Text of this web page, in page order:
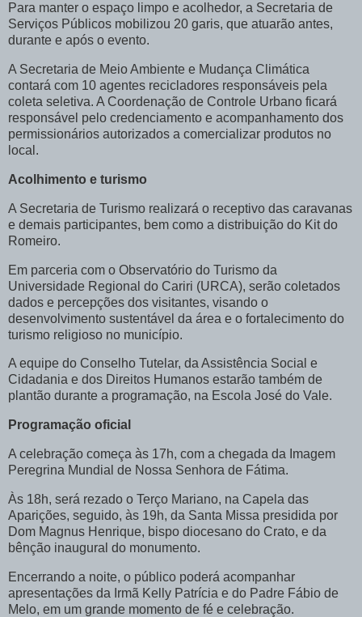
Para manter o espaço limpo e acolhedor, a Secretaria de
Serviços Públicos mobilizou 20 garis, que atuarão antes,
durante e após o evento.
A Secretaria de Meio Ambiente e Mudança Climática
contará com 10 agentes recicladores responsáveis pela
coleta seletiva. A Coordenação de Controle Urbano ficará
responsável pelo credenciamento e acompanhamento dos
permissionários autorizados a comercializar produtos no
local.
Acolhimento e turismo
A Secretaria de Turismo realizará o receptivo das caravanas
e demais participantes, bem como a distribuição do Kit do
Romeiro.
Em parceria com o Observatório do Turismo da
Universidade Regional do Cariri (URCA), serão coletados
dados e percepções dos visitantes, visando o
desenvolvimento sustentável da área e o fortalecimento do
turismo religioso no município.
A equipe do Conselho Tutelar, da Assistência Social e
Cidadania e dos Direitos Humanos estarão também de
plantão durante a programação, na Escola José do Vale.
Programação oficial
A celebração começa às 17h, com a chegada da Imagem
Peregrina Mundial de Nossa Senhora de Fátima.
Às 18h, será rezado o Terço Mariano, na Capela das
Aparições, seguido, às 19h, da Santa Missa presidida por
Dom Magnus Henrique, bispo diocesano do Crato, e da
bênção inaugural do monumento.
Encerrando a noite, o público poderá acompanhar
apresentações da Irmã Kelly Patrícia e do Padre Fábio de
Melo, em um grande momento de fé e celebração.